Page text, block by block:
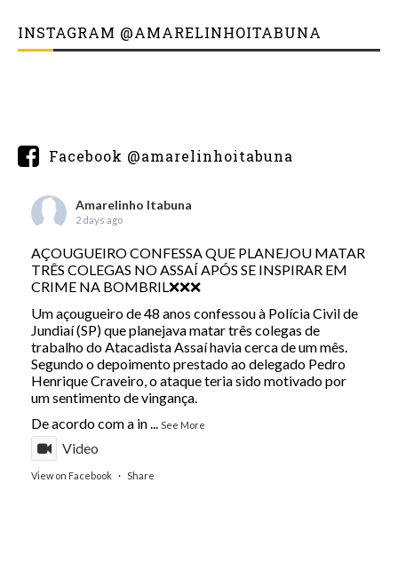
INSTAGRAM @AMARELINHOITABUNA
Facebook @amarelinhoitabuna
Amarelinho Itabuna
2 days ago
AÇOUGUEIRO CONFESSA QUE PLANEJOU MATAR
TRÊS COLEGAS NO ASSAÍ APÓS SE INSPIRAR EM
CRIME NA BOMBRIL❌❌❌
Um açougueiro de 48 anos confessou à Polícia Civil de
Jundiaí (SP) que planejava matar três colegas de
trabalho do Atacadista Assaí havia cerca de um mês.
Segundo o depoimento prestado ao delegado Pedro
Henrique Craveiro, o ataque teria sido motivado por
um sentimento de vingança.
De acordo com a in... See More
Video
View on Facebook · Share